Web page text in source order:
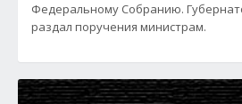
Федеральному Собранию.
раздал поручения министрам.